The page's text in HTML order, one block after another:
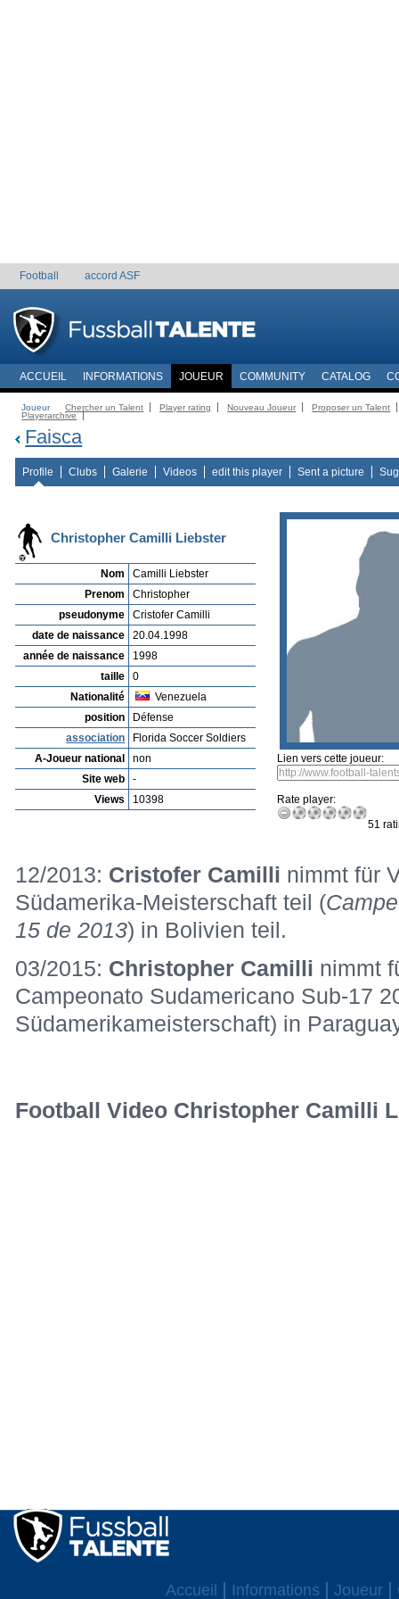
Football accord ASF
ACCUEIL INFORMATIONS JOUEUR COMMUNITY CATALOG
Joueur Chercher un Talent Player rating Nouveau Joueur
Proposer un Talent
Playerarchive
Faisca
Profile Clubs Galerie Videos edit this player Sent a picture
Christopher Camilli Liebster
Nom
Camilli Liebster
Prenom
Christopher
pseudonyme
Cristofer Camilli
date de naissance
20.04.1998
année de naissance
1998
taille
0
Nationalité
Venezuela
position
Défense
association
Florida Soccer Soldiers
A-Joueur national
non
Site web
-
Views
10398
Lien vers cette joueur:
Rate player:
51
12/2013: Cristofer Camilli nimmt für
Südamerika-Meisterschaft teil (
15 de 2013) in Bolivien teil.
03/2015: Christopher Camilli nimmt
Campeonato Sudamericano Sub-17
Südamerikameisterschaft) in
Football Video Christopher Camilli
Accueil Informations Joueur